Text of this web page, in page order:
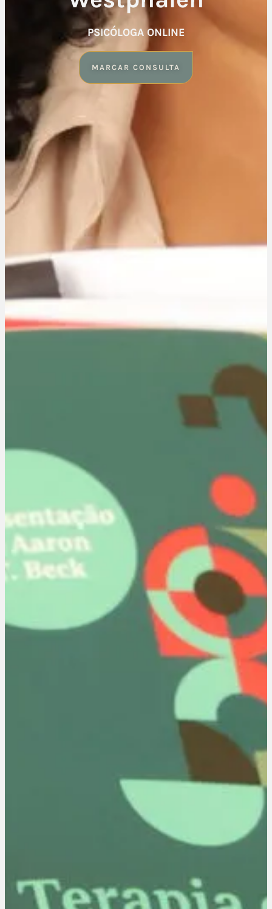
PSICÓLOGA ONLINE
MARCAR CONSULTA